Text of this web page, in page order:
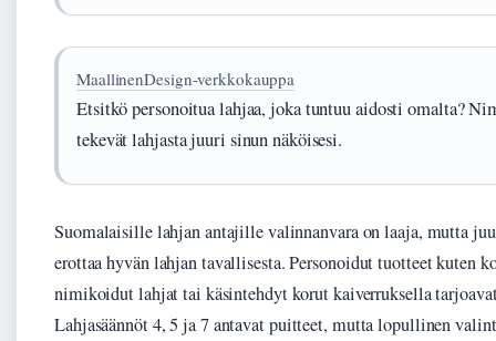
MaallinenDesign-verkkokauppa
Etsitkö personoitua lahjaa, joka tuntuu aidosti omalta?
tekevät lahjasta juuri sinun näköisesi.
Suomalaisille lahjan antajille valinnanvara on laaja, mutta
erottaa hyvän lahjan tavallisesta. Personoidut tuotteet kuten
nimikoidut lahjat tai käsintehdyt korut kaiverruksella
Lahjasäännöt 4, 5 ja 7 antavat puitteet, mutta lopullinen